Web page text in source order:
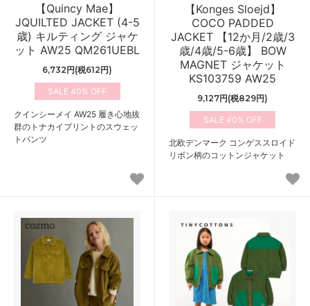
【Quincy Mae】
JQUILTED JACKET (4-5
歳) キルティング ジャケ
ット AW25 QM261UEBL
6,732円(税612円)
40%
クインシーメイ AW25 履き心地抜
群のトナカイプリントのスウェッ
トパンツ
【Konges Sloejd】
COCO PADDED
JACKET 【12か月/2歳/3
歳/4歳/5-6歳】 BOW
MAGNET ジャケット
KS103759 AW25
9,127円(税829円)
40%
北欧デンマーク コンゲススロイド
リボン柄のコットンジャケット